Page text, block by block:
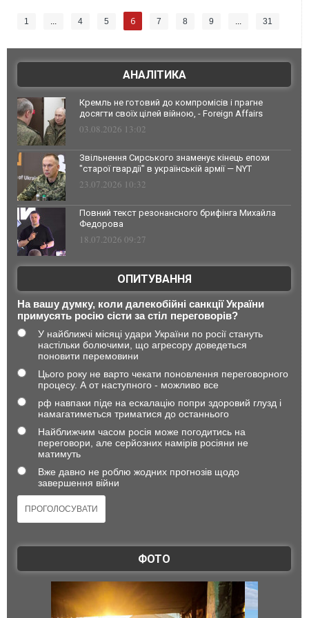
1 ... 4 5 6 7 8 9 ... 31
АНАЛІТИКА
Кремль не готовий до компромісів і прагне
досягти своїх цілей війною, - Foreign Affairs
03.08.2026 13:02
Звільнення Сирського знаменує кінець епохи
"старої гвардії" в українській армії — NYT
23.07.2026 10:32
Повний текст резонансного брифінга Михайла
Федорова
18.07.2026 09:27
ОПИТУВАННЯ
На вашу думку, коли далекобійні санкції України
примусять росію сісти за стіл переговорів?
У найближчі місяці удари України по росії стануть
настільки болючими, що агресору доведеться
поновити перемовини
Цього року не варто чекати поновлення переговорного
процесу. А от наступного - можливо все
рф навпаки піде на ескалацію попри здоровий глузд і
намагатиметься триматися до останнього
Найближчим часом росія може погодитись на
переговори, але серйозних намірів росіяни не
матимуть
Вже давно не роблю жодних прогнозів щодо
завершення війни
ФОТО